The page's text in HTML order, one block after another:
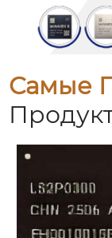
Самые